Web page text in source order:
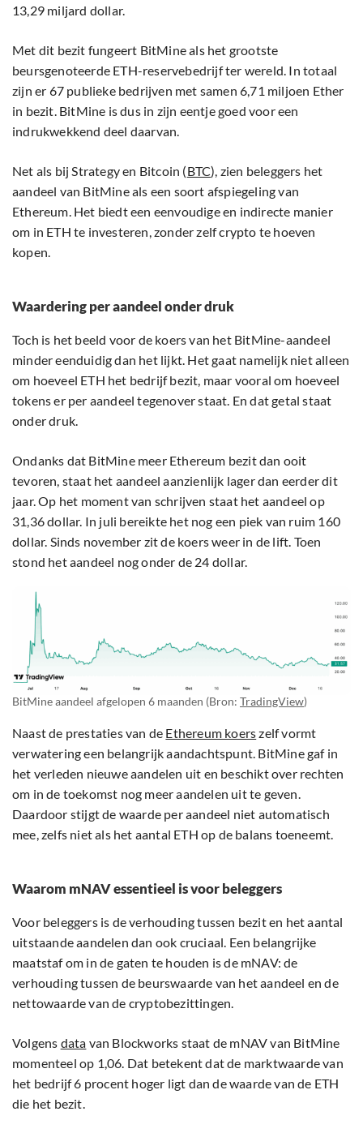
13,29 miljard dollar.
Met dit bezit fungeert BitMine als het grootste
beursgenoteerde ETH-reservebedrijf ter wereld. In totaal
zijn er 67 publieke bedrijven met samen 6,71 miljoen Ether
in bezit. BitMine is dus in zijn eentje goed voor een
indrukwekkend deel daarvan.
Net als bij Strategy en Bitcoin (BTC), zien beleggers het
aandeel van BitMine als een soort afspiegeling van
Ethereum. Het biedt een eenvoudige en indirecte manier
om in ETH te investeren, zonder zelf crypto te hoeven
kopen.
Waardering per aandeel onder druk
Toch is het beeld voor de koers van het BitMine-aandeel
minder eenduidig dan het lijkt. Het gaat namelijk niet alleen
om hoeveel ETH het bedrijf bezit, maar vooral om hoeveel
tokens er per aandeel tegenover staat. En dat getal staat
onder druk.
Ondanks dat BitMine meer Ethereum bezit dan ooit
tevoren, staat het aandeel aanzienlijk lager dan eerder dit
jaar. Op het moment van schrijven staat het aandeel op
31,36 dollar. In juli bereikte het nog een piek van ruim 160
dollar. Sinds november zit de koers weer in de lift. Toen
stond het aandeel nog onder de 24 dollar.
BitMine aandeel afgelopen 6 maanden (Bron: TradingView)
Naast de prestaties van de Ethereum koerszelf vormt
verwatering een belangrijk aandachtspunt. BitMine gaf in
het verleden nieuwe aandelen uit en beschikt over rechten
om in de toekomst nog meer aandelen uit te geven.
Daardoor stijgt de waarde per aandeel niet automatisch
mee, zelfs niet als het aantal ETH op de balans toeneemt.
Waarom mNAV essentieel is voor beleggers
Voor beleggers is de verhouding tussen bezit en het aantal
uitstaande aandelen dan ook cruciaal. Een belangrijke
maatstaf om in de gaten te houden is de mNAV: de
verhouding tussen de beurswaarde van het aandeel en de
nettowaarde van de cryptobezittingen.
Volgens data van Blockworks staat de mNAV van BitMine
momenteel op 1,06. Dat betekent dat de marktwaarde van
het bedrijf 6 procent hoger ligt dan de waarde van de ETH
die het bezit.